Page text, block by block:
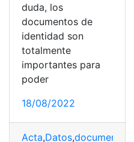
duda, los
documentos de
identidad son
totalmente
importantes para
poder
18/08/2022
Acta,Datos,documento